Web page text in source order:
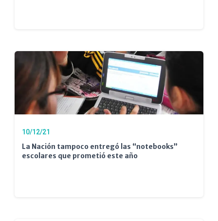
10/12/21
La Nación tampoco entregó las “notebooks”
escolares que prometió este año